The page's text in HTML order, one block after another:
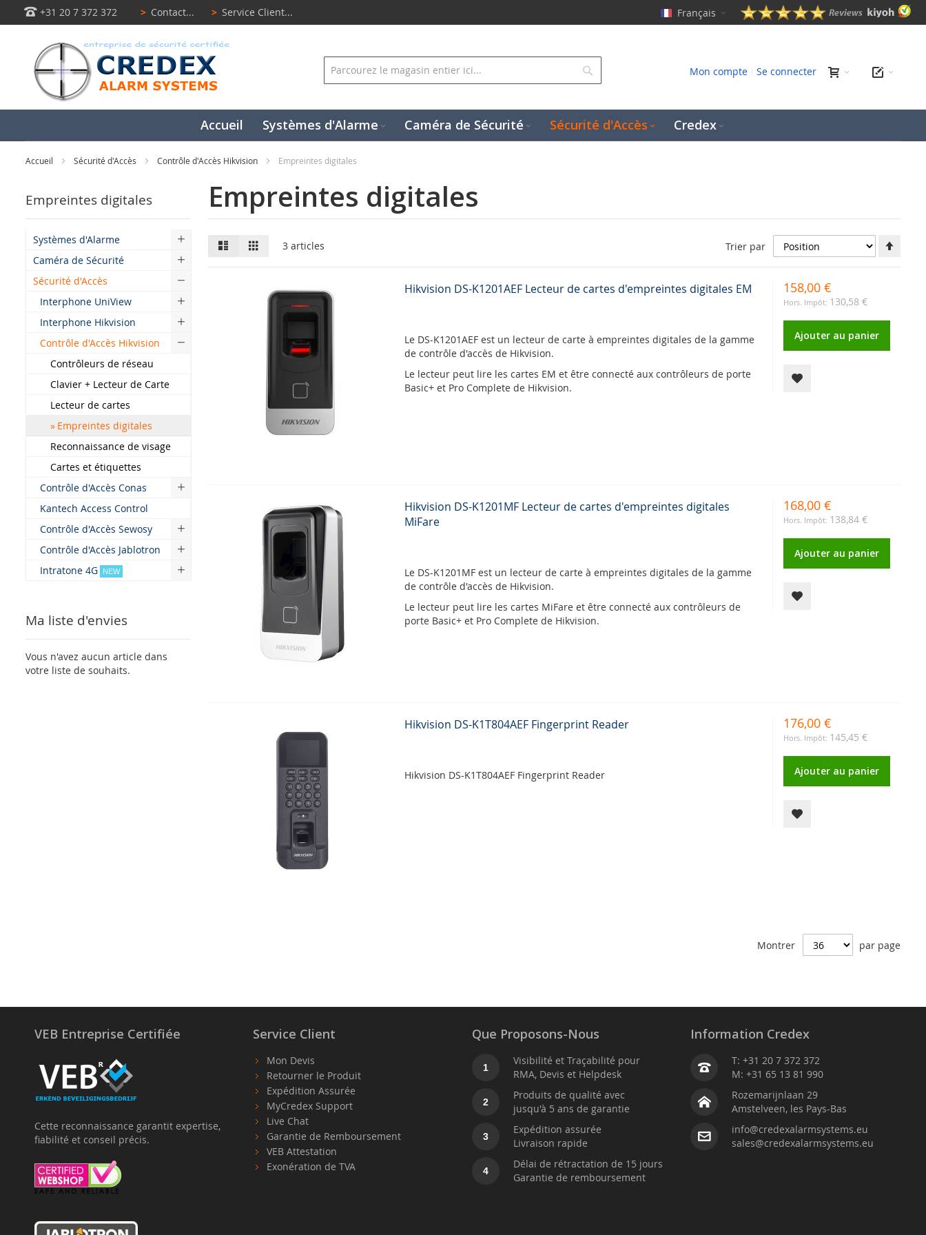
+31 20 7 372 372 > Contact... > Service Client... Français
Mon compte Se connecter
Accueil Systèmes d'Alarme Caméra de Sécurité Sécurité d'Accès Credex
Accueil Sécurité d'Accès Contrôle d'Accès Hikvision Empreintes digitales
Empreintes digitales
Liste Grille3articles Trier par
Hikvision DS-K1201AEF Lecteur de cartes d'empreintes digitales EM
Le DS-K1201AEF est un lecteur de carte à empreintes digitales de la gamme
de contrôle d'accès de Hikvision.
Le lecteur peut lire les cartes EM et être connecté aux contrôleurs de porte
Basic+ et Pro Complete de Hikvision.
158,00 €
130,58 €
Ajouter au panier
Hikvision DS-K1201MF Lecteur de cartes d'empreintes digitales
MiFare
Le DS-K1201MF est un lecteur de carte à empreintes digitales de la gamme
de contrôle d'accès de Hikvision.
Le lecteur peut lire les cartes MiFare et être connecté aux contrôleurs de
porte Basic+ et Pro Complete de Hikvision.
168,00 €
138,84 €
Ajouter au panier
Hikvision DS-K1T804AEF Fingerprint Reader
Hikvision DS-K1T804AEF Fingerprint Reader
176,00 €
145,45 €
Ajouter au panier
Montrer par page
Empreintes digitales
Systèmes d'Alarme
Caméra de Sécurité
Sécurité d'Accès
Interphone UniView
Interphone Hikvision
Contrôle d'Accès Hikvision
Contrôleurs de réseau
Clavier + Lecteur de Carte
Lecteur de cartes
Empreintes digitales
Reconnaissance de visage
Cartes et étiquettes
Contrôle d'Accès Conas
Kantech Access Control
Contrôle d'Accès Sewosy
Contrôle d'Accès Jablotron
Intratone 4G
NEW
Ma liste d'envies
Vous n'avez aucun article dans
votre liste de souhaits.
VEB Entreprise Certifiée
Cette reconnaissance garantit expertise,
fiabilité et conseil précis.
Service Client
Mon Devis
Retourner le Produit
Expédition Assurée
MyCredex Support
Live Chat
Garantie de Remboursement
VEB Attestation
Exonération de TVA
Que Proposons-Nous
1
Visibilité et Traçabilité pour
RMA, Devis et Helpdesk
2
Produits de qualité avec
jusqu'à 5 ans de garantie
3
Expédition assurée
Livraison rapide
4
Délai de rétractation de 15 jours
Garantie de remboursement
Information Credex
T: +31 20 7 372 372
M: +31 65 13 81 990
Rozemarijnlaan 29
Amstelveen, les Pays-Bas
info@credexalarmsystems.eu
sales@credexalarmsystems.eu